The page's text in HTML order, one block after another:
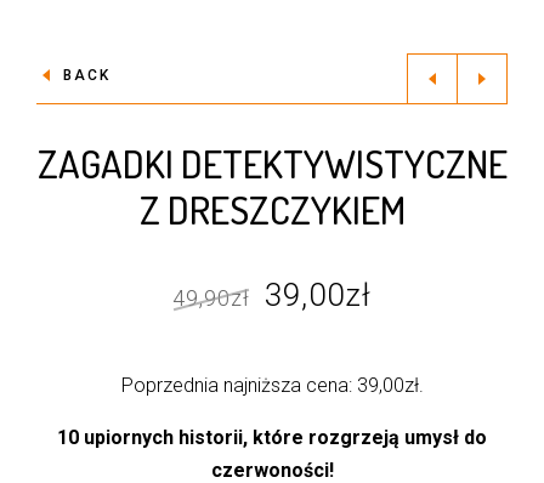
BACK
ZAGADKI DETEKTYWISTYCZNE
Z DRESZCZYKIEM
49,90zł
Pierwotna
wynosiła:
49,90zł.
39,00zł
wynosi:
39,00zł.
Poprzednia najniższa cena: 39,00zł.
10 upiornych historii, które rozgrzeją umysł do
czerwoności!